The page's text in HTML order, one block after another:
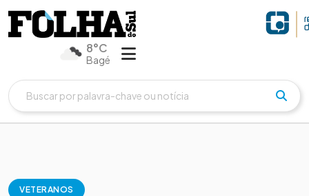
8°C
Bagé
VETERANOS